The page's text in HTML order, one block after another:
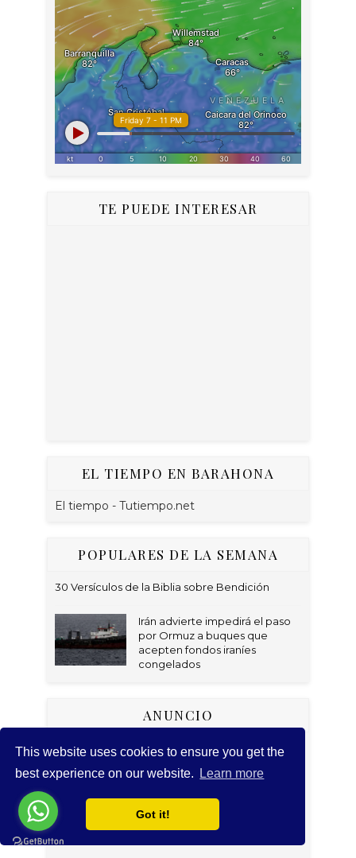
This website uses cookies to ensure you get the
best experience on our website.
Learn more
Got it!
TE PUEDE INTERESAR
EL TIEMPO EN BARAHONA
El tiempo - Tutiempo.net
POPULARES DE LA SEMANA
30 Versículos de la Biblia sobre Bendición
Irán advierte impedirá el paso
por Ormuz a buques que
acepten fondos iraníes
congelados
ANUNCIO